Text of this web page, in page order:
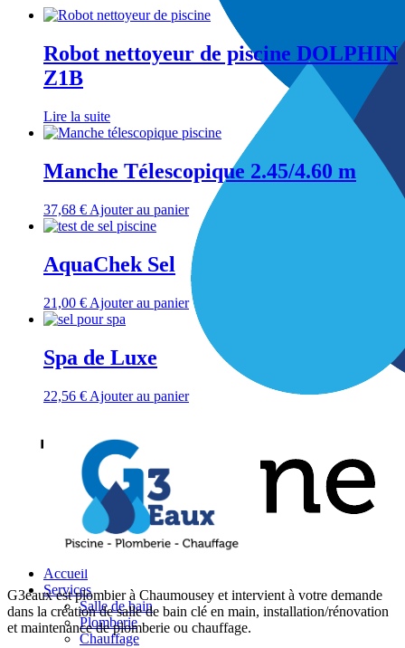
Accueil
Services
Salle de bain
Plomberie
Chauffage
Robot nettoyeur de piscine DOLPHIN
Z1B
Lire la suite
Manche Télescopique 2.45/4.60 m
37,68 € Ajouter au panier
AquaChek Sel
21,00 € Ajouter au panier
Spa de Luxe
22,56 € Ajouter au panier
G3eaux est plombier à Chaumousey et intervient à votre demande
dans la création de salle de bain clé en main, installation/rénovation
et maintenance de plomberie ou chauffage.